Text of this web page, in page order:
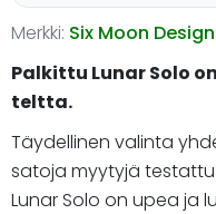
Merkki: Six Moon
Palkittu Lunar Solo
teltta.
Täydellinen valinta
satoja myytyjä testattu
Lunar Solo on upea ja